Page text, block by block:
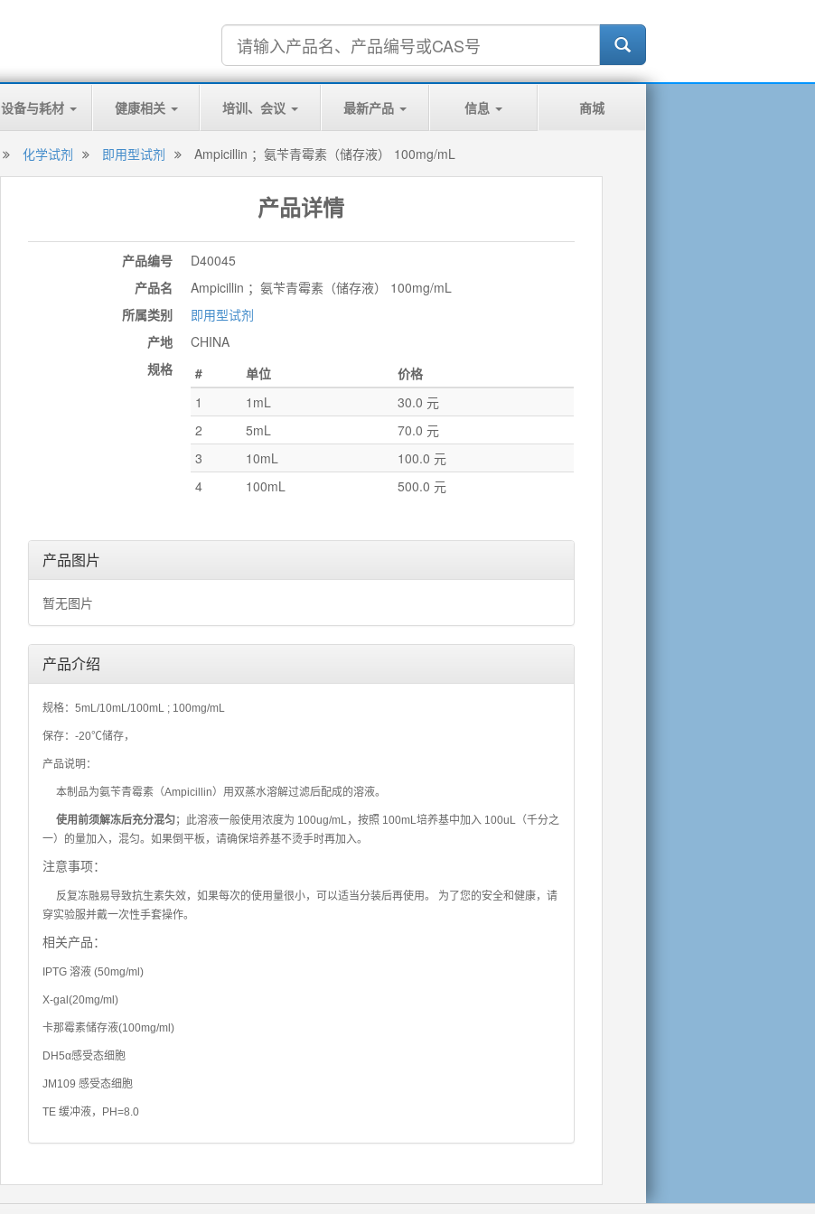
设备与耗材 健康相关 培训、会议 最新产品 信息 商城
化学试剂 即用型试剂 Ampicillin ；氨苄青霉素（储存液） 100mg/mL
产品详情
产品编号
D40045
产品名
Ampicillin ；氨苄青霉素（储存液） 100mg/mL
所属类别
即用型试剂
产地
CHINA
规格
# 单位
价格
1
1mL
30.0 元
2
5mL
70.0 元
3
10mL
100.0 元
4
100mL 500.0 元
产品图片
暂无图片
产品介绍
规格：5mL/10mL/100mL ; 100mg/mL
保存：-20℃储存，
产品说明：
本制品为氨苄青霉素（Ampicillin）用双蒸水溶解过滤后配成的溶液。
使用前须解冻后充分混匀；此溶液一般使用浓度为 100ug/mL，按照 100mL培养基中加入 100uL（千分之
一）的量加入，混匀。如果倒平板，请确保培养基不烫手时再加入。
注意事项：
反复冻融易导致抗生素失效，如果每次的使用量很小，可以适当分装后再使用。 为了您的安全和健康，请
穿实验服并戴一次性手套操作。
相关产品：
IPTG 溶液 (50mg/ml)
X-gal(20mg/ml)
卡那霉素储存液(100mg/ml)
DH5α感受态细胞
JM109 感受态细胞
TE 缓冲液，PH=8.0